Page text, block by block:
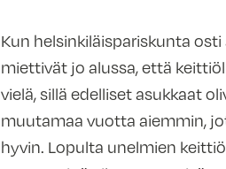
Kun helsinkiläispariskunta
miettivät jo alussa, että
vielä, sillä edelliset asukkaat
muutamaa vuotta aiemmin,
hyvin. Lopulta unelmien